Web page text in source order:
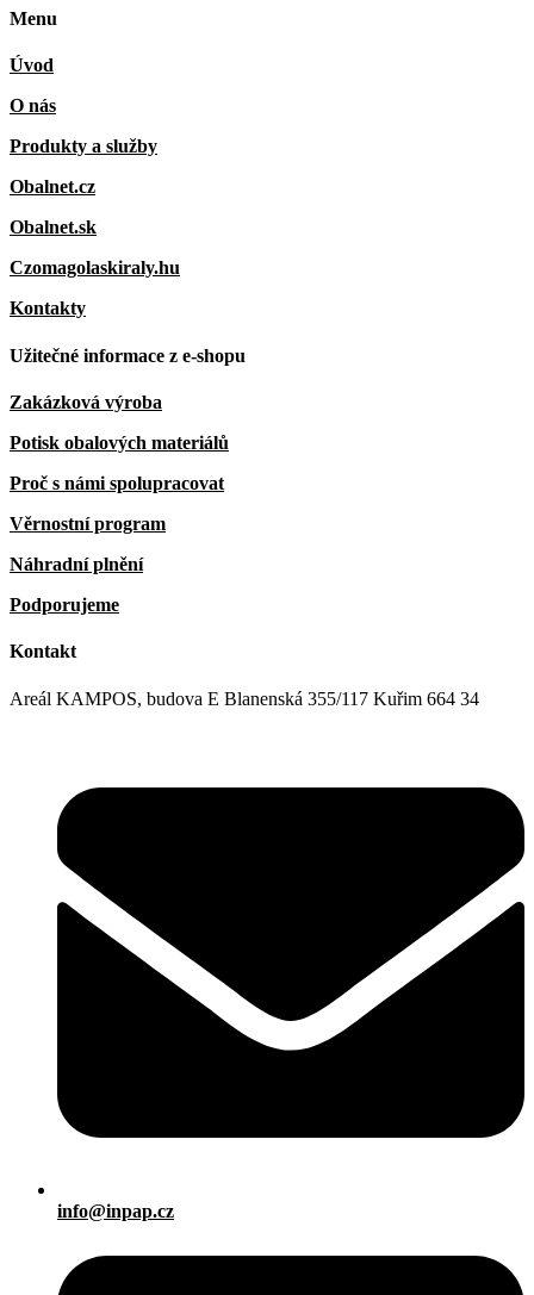
Menu
Úvod
O nás
Produkty a služby
Obalnet.cz
Obalnet.sk
Czomagolaskiraly.hu
Kontakty
Užitečné informace z e-shopu
Zakázková výroba
Potisk obalových materiálů
Proč s námi spolupracovat
Věrnostní program
Náhradní plnění
Podporujeme
Kontakt
Areál KAMPOS, budova E Blanenská 355/117 Kuřim 664 34
info@inpap.cz